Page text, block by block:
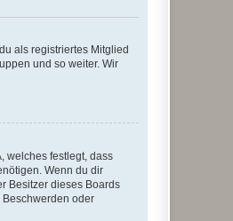
als registriertes Mitglied
und so weiter. Wir
welches festlegt, dass
Wenn du dir
Besitzer dieses Boards
Beschwerden oder